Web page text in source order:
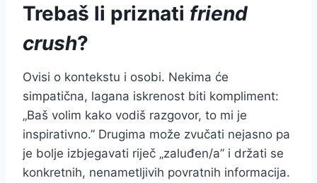
Trebaš li priznati friend
crush?
Ovisi o kontekstu i osobi. Nekima će
simpatična, lagana iskrenost biti kompliment:
„Baš volim kako vodiš razgovor, to mi je
inspirativno.” Drugima može zvučati nejasno pa
je bolje izbjegavati riječ „zaluđen/a” i držati se
konkretnih, nenametljivih povratnih informacija.